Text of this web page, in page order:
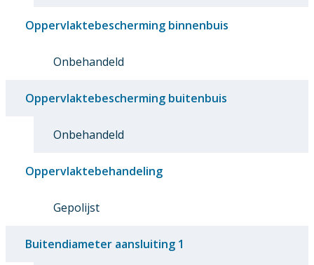
Oppervlaktebescherming binnenbuis
Onbehandeld
Oppervlaktebescherming buitenbuis
Onbehandeld
Oppervlaktebehandeling
Gepolijst
Buitendiameter aansluiting 1